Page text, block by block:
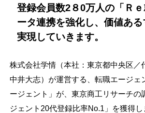
登録会員数2８0万人の「Ｒ
ータ連携を強化し、価値あ
実現していきます。
株式会社学情（本社：東京都中央区／
中井大志）が運営する、転職エージェ
ージェント」が、東京商工リサーチの
ジェント 20代登録比率No.1 」を獲得し